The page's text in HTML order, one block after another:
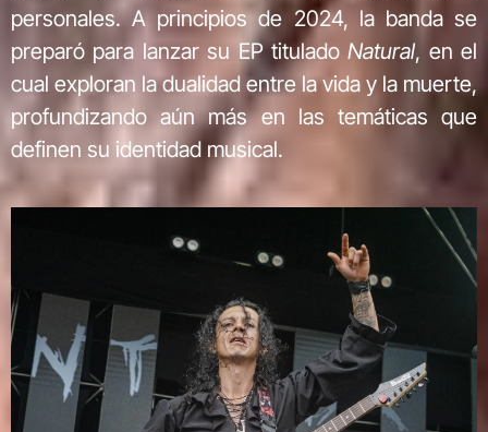
personales. A principios de 2024, la banda se
preparó para lanzar su EP tituladoNatural, en el
cual exploran la dualidad entre la vida y la muerte,
profundizando aún más en las temáticas que
definen su identidad musical.